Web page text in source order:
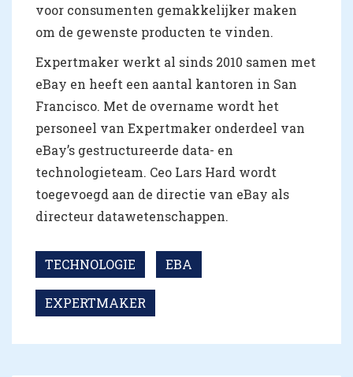
voor consumenten gemakkelijker maken
om de gewenste producten te vinden.
Expertmaker werkt al sinds 2010 samen met
eBay en heeft een aantal kantoren in San
Francisco. Met de overname wordt het
personeel van Expertmaker onderdeel van
eBay’s gestructureerde data- en
technologieteam. Ceo Lars Hard wordt
toegevoegd aan de directie van eBay als
directeur datawetenschappen.
TECHNOLOGIE EBA
EXPERTMAKER